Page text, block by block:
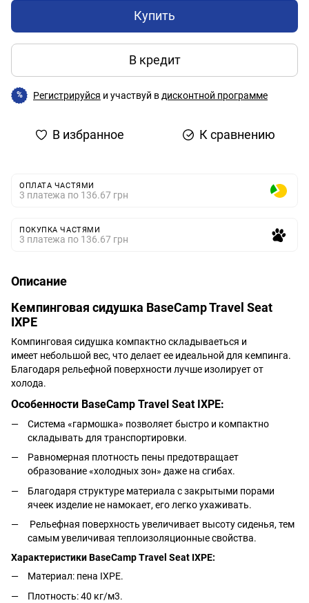
Купить
В кредит
% Регистрируйся и участвуй в дисконтной программе
В избранное К сравнению
ОПЛАТА ЧАСТЯМИ
3 платежа по 136.67 грн
ПОКУПКА ЧАСТЯМИ
3 платежа по 136.67 грн
Описание
Кемпинговая сидушка BaseCamp Travel Seat
IXPE
Компинговая сидушка компактно складываеться и
имеет небольшой вес, что делает ее идеальной для кемпинга.
Благодаря рельефной поверхности лучше изолирует от
холода.
Особенности BaseCamp Travel Seat IXPE:
Система «гармошка» позволяет быстро и компактно
складывать для транспортировки.
Равномерная плотность пены предотвращает
образование «холодных зон» даже на сгибах.
Благодаря структуре материала с закрытыми порами
ячеек изделие не намокает, его легко ухаживать.
Рельефная поверхность увеличивает высоту сиденья, тем
самым увеличивая теплоизоляционные свойства.
Характеристики BaseCamp Travel Seat IXPE:
Материал: пена IXPE.
Плотность: 40 кг/м3.